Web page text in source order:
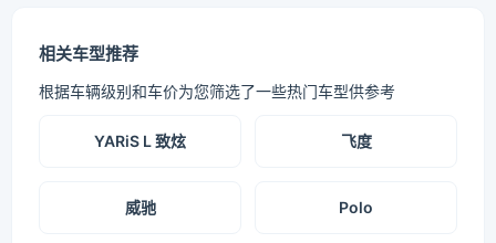
相关车型推荐
根据车辆级别和车价为您筛选了一些热门车型供参考
YARiS L 致炫 飞度
威驰 Polo